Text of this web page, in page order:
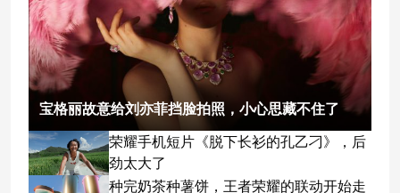
宝格丽故意给刘亦菲挡脸拍照，小心思藏不住了
荣耀手机短片《脱下长衫的孔乙刁》，后
劲太大了
种完奶茶种薯饼，王者荣耀的联动开始走